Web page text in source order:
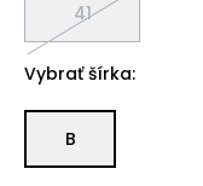
41
Vybrať šírka:
B